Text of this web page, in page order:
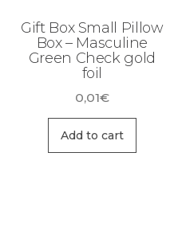
Gift Box Small Pillow
Box– Masculine
Green Check gold
foil
0,01€
Add to cart